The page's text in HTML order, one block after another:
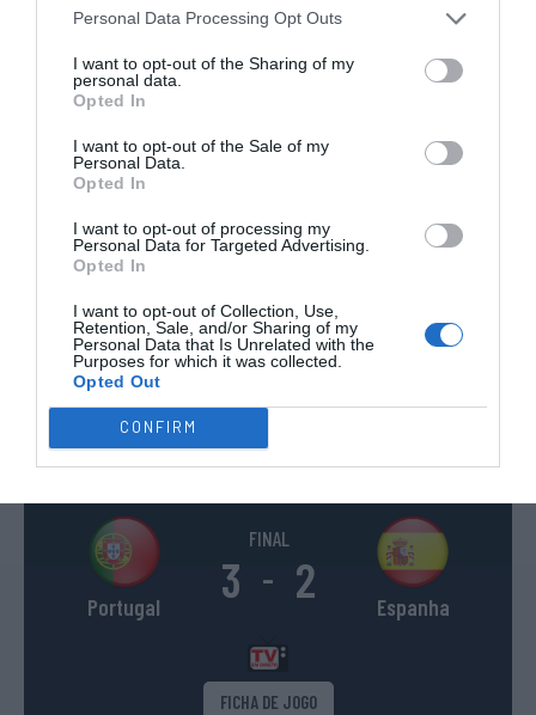
Personal Data Processing Opt Outs
I want to opt-out of the Sharing of my
personal data.
Opted In
I want to opt-out of the Sale of my
Personal Data.
Opted In
I want to opt-out of processing my
Personal Data for Targeted Advertising.
Opted In
I want to opt-out of Collection, Use,
Retention, Sale, and/or Sharing of my
Personal Data that Is Unrelated with the
Purposes for which it was collected.
Opted Out
CONFIRM
COMPETIÇÕES
COMPETIÇÕES INTERNACIONAIS
WSE MEN
CHAMPIONS
WSE WOMEN
CHAMPIONS
WSE CUP
MEN
WOMEN
WSE
TROPHY
ESPANHA ITÁLIA FRANÇA ALEMANHA SUÍÇA
INGLATERRA
Portugal
FINAL
3 - 2 Espanha
FICHA DE JOGO